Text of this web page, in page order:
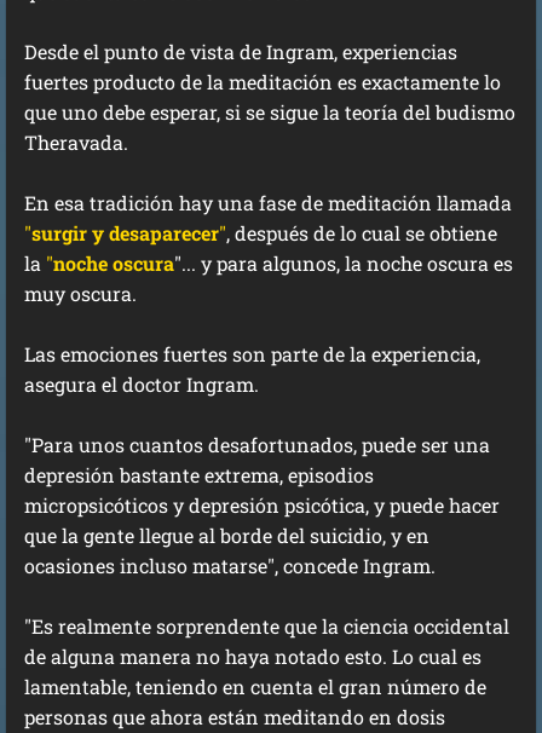
Desde el punto de vista de Ingram, experiencias
fuertes producto de la meditación es exactamente lo
que uno debe esperar, si se sigue la teoría del budismo
Theravada.
En esa tradición hay una fase de meditación llamada
"surgir y desaparecer", después de lo cual se obtiene
la "noche oscura"... y para algunos, la noche oscura es
muy oscura.
Las emociones fuertes son parte de la experiencia,
asegura el doctor Ingram.
"Para unos cuantos desafortunados, puede ser una
depresión bastante extrema, episodios
micropsicóticos y depresión psicótica, y puede hacer
que la gente llegue al borde del suicidio, y en
ocasiones incluso matarse", concede Ingram.
"Es realmente sorprendente que la ciencia occidental
de alguna manera no haya notado esto. Lo cual es
lamentable, teniendo en cuenta el gran número de
personas que ahora están meditando en dosis